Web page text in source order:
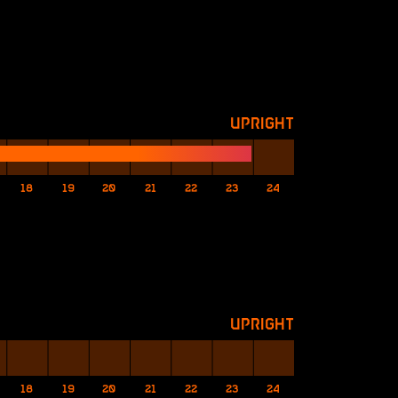
Upright
18 19 20 21 22 23 24
Upright
18 19 20 21 22 23 24